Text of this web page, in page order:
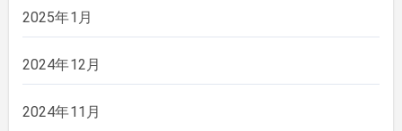
2025年1月
2024年12月
2024年11月